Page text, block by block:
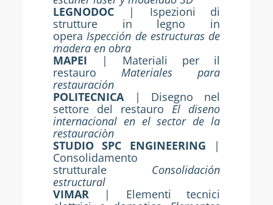
LEGNODOC | Ispezioni di
strutture in legno in
opera Ispección de estructuras de
madera en obra
MAPEI | Materiali per il
restauro Materiales para
restauración
POLITECNICA| Disegno nel
settore del restauro El diseno
internacional en el sector de la
restauraciòn
STUDIO SPC ENGINEERING |
Consolidamento
strutturale Consolidación
estructural
VIMAR | Elementi tecnici